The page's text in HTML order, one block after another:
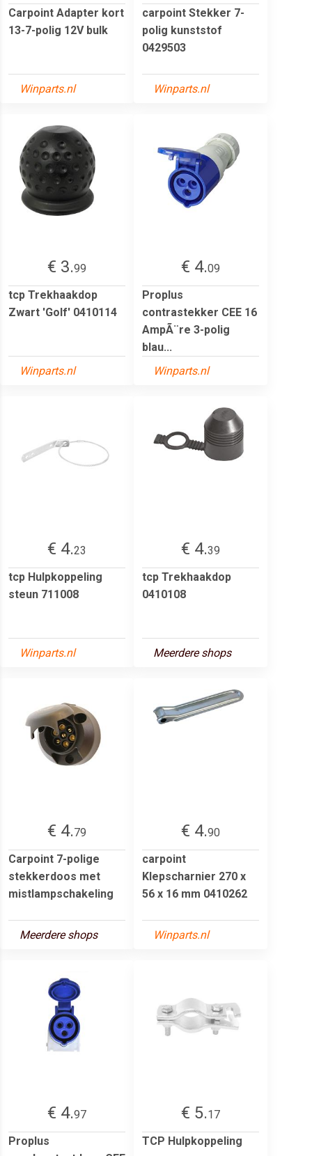
Carpoint Adapter kort
13-7-polig 12V bulk
Winparts.nl
carpoint Stekker 7-
polig kunststof
0429503
Winparts.nl
€ 3.99
tcp Trekhaakdop
Zwart 'Golf' 0410114
Winparts.nl
€ 4.09
Proplus
contrastekker CEE 16
AmpÃ¨re 3-polig
blau...
Winparts.nl
€ 4.23
tcp Hulpkoppeling
steun 711008
Winparts.nl
€ 4.39
tcp Trekhaakdop
0410108
Meerdere shops
€ 4.79
Carpoint 7-polige
stekkerdoos met
mistlampschakeling
Meerdere shops
€ 4.90
carpoint
Klepscharnier 270 x
56 x 16 mm 0410262
Winparts.nl
€ 4.97
Proplus
€ 5.17
TCP Hulpkoppeling